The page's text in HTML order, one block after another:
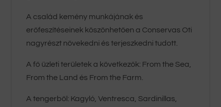
A család kemény munkájának és
erőfeszítéseinek köszönhetően a Conservas Oti
nagyrészt növekedni és terjeszkedni tudott.
A fő üzleti területek a következők: From the Sea,
From the Land és From the Farm.
A tengerből: Kagyló, Ventresca, Sardinillas,